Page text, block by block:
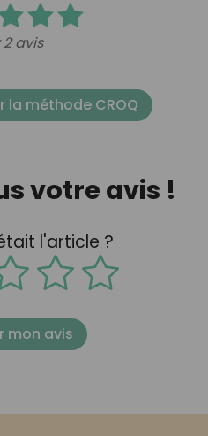
2 avis
la méthode CROQ
votre avis !
l'article ?
mon avis